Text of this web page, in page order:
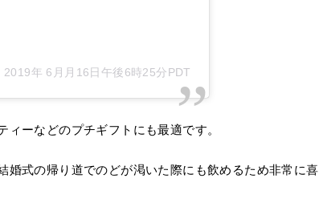
2019年 6月月16日午後6時25分PDT
ーなどのプチギフトにも最適です。
婚式の帰り道でのどが渇いた際にも飲めるため非常に喜